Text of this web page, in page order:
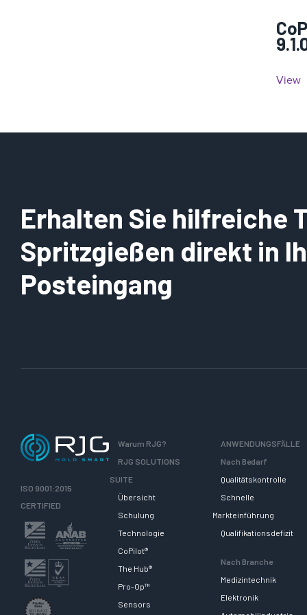
View
Erhalten Sie hilfreiche
Spritzgießen direkt in
Posteingang
ISO 9001:2015
CERTIFIED
Warum RJG?
RJG SOLUTIONS
SUITE
Übersicht
Schulung
Technologie
CoPilot®
The Hub®
Pro-Op™
Sensors
ANWENDUNGSFÄLLE
Nach Bedarf
Qualitätskontrolle
Schnelle
Markteinführung
Qualifikationsdefizit
Nach Branche
Medizintechnik
Elektronik